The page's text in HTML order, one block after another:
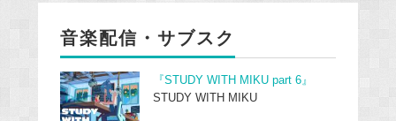
音楽配信・サブスク
『STUDY WITH MIKU part 6』
STUDY WITH MIKU